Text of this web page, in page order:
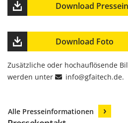
Download
Download Foto
Zusätzliche oder hochauflösende
werden unter
info@gfaitech.de.
Alle Presseinformationen